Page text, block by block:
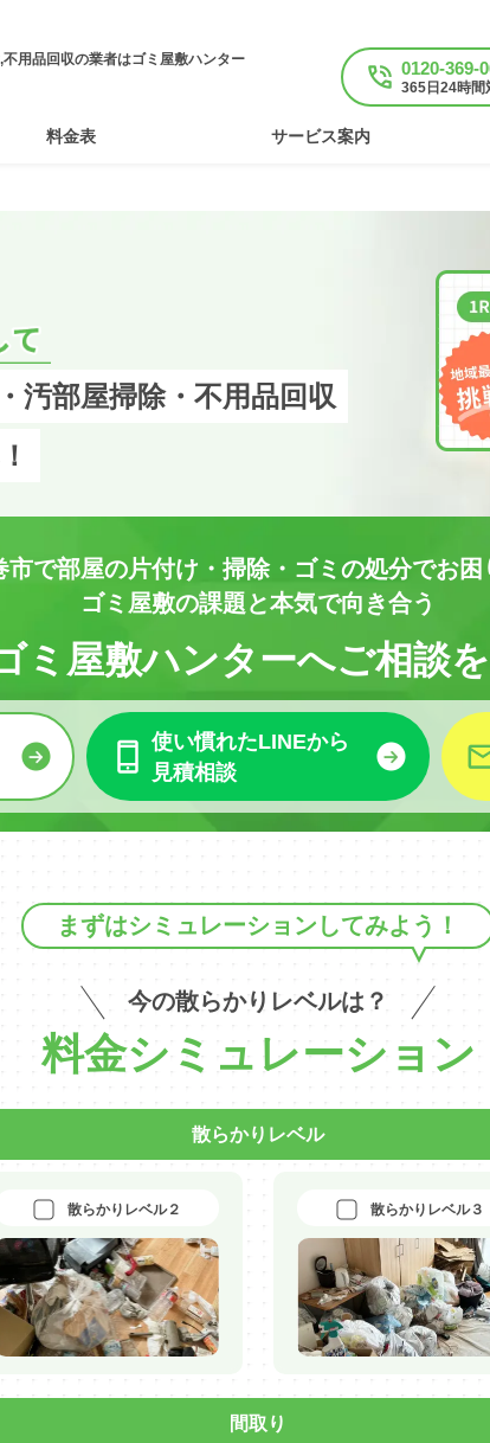
用品回収の業者はゴミ屋敷ハンター 0120-369-
365日24時間
料金表 サービス案内
汚部屋掃除・不用品回収
市で部屋の片付け・掃除・ゴミの処分でお困
ゴミ屋敷の課題と本気で向き合う
ミ屋敷ハンターへご相談を
使い慣れたLINEから
見積相談
まずはシミュレーションしてみよう！
今の散らかりレベルは？
料金シミュレーション
散らかりレベル
散らかりレベル２ 散らかりレベル３
間取り